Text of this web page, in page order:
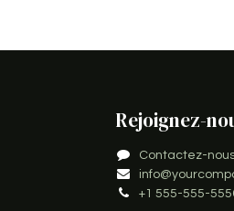
Rejoignez-
Contactez-
+1 555-555-